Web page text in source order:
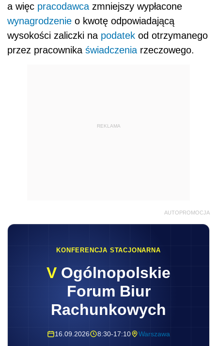
a więc pracodawca zmniejszy wypłacone
wynagrodzenie o kwotę odpowiadającą
wysokości zaliczki na podatek od otrzymanego
przez pracownika świadczenia rzeczowego.
REKLAMA
AUTOPROMOCJA
KONFERENCJA STACJONARNA
V Ogólnopolskie
Forum Biur
Rachunkowych
16.09.2026 8:30-17:10 Warszawa